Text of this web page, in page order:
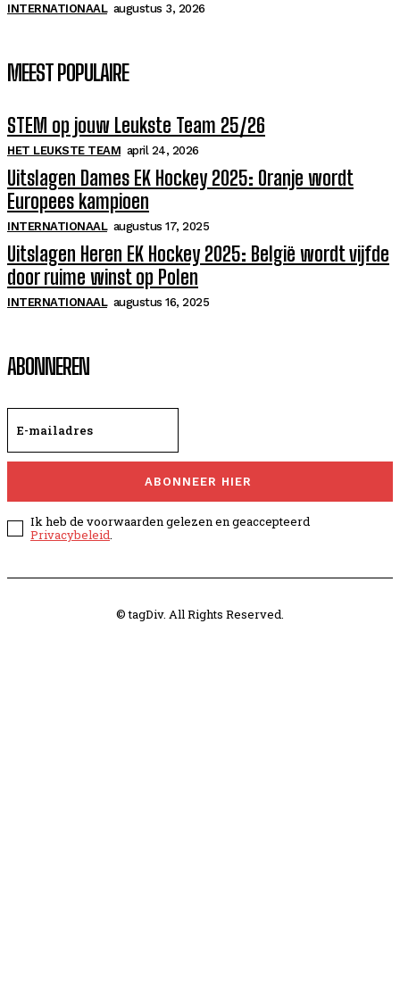
INTERNATIONAAL augustus 3, 2026
MEEST POPULAIRE
STEM op jouw Leukste Team 25/26
HET LEUKSTE TEAM april 24, 2026
Uitslagen Dames EK Hockey 2025: Oranje wordt
Europees kampioen
INTERNATIONAAL augustus 17, 2025
Uitslagen Heren EK Hockey 2025: België wordt vijfde
door ruime winst op Polen
INTERNATIONAAL augustus 16, 2025
ABONNEREN
ABONNEER HIER
Ik heb de voorwaarden gelezen en geaccepteerd
Privacybeleid
© tagDiv. All Rights Reserved.